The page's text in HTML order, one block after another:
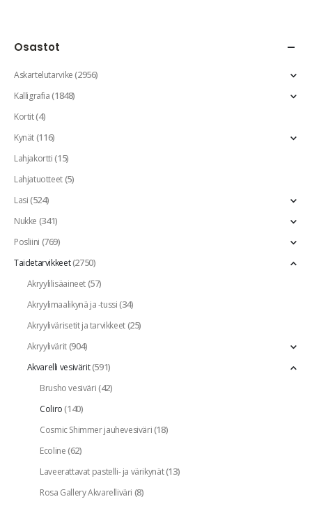
Osastot
Askartelutarvike(2956)
Kalligrafia(1848)
Kortit(4)
Kynät(116)
Lahjakortti(15)
Lahjatuotteet(5)
Lasi(524)
Nukke (341)
Posliini (769)
Taidetarvikkeet(2750)
Akryylilisäaineet(57)
Akryylimaalikynä ja -tussi(34)
Akryylivärisetit ja tarvikkeet(25)
Akryylivärit(904)
Akvarelli vesivärit(591)
Brusho vesiväri(42)
Coliro (140)
Cosmic Shimmer jauhevesiväri(18)
Ecoline(62)
Laveerattavat pastelli- ja värikynät(13)
Rosa Gallery Akvarelliväri (8)